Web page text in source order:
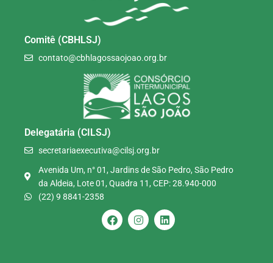
Comitê (CBHLSJ)
contato@cbhlagossaojoao.org.br
Delegatária (CILSJ)
secretariaexecutiva@cilsj.org.br
Avenida Um, n° 01, Jardins de São Pedro, São Pedro
da Aldeia, Lote 01, Quadra 11, CEP: 28.940-000
(22) 9 8841-2358